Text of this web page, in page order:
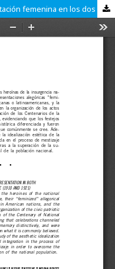
Presencia, participación y representación femenina en los dos Centenarios de la Independencia nacional (1910 y 1921)